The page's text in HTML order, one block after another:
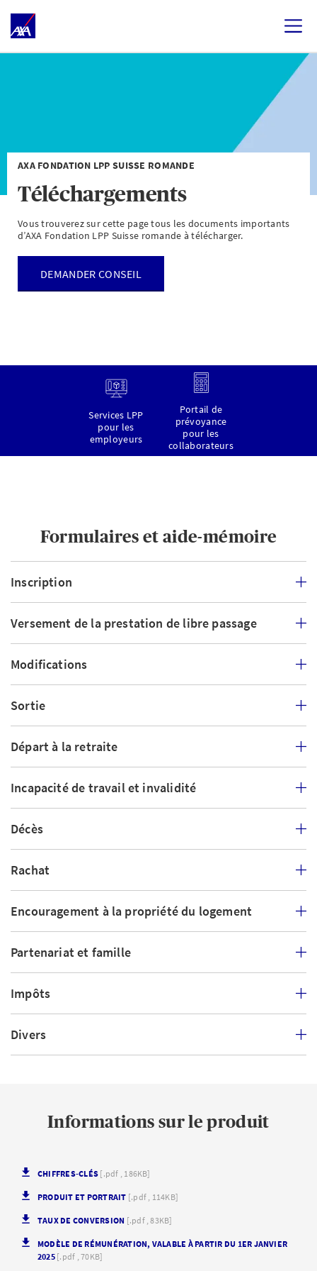
AXA FONDATION LPP SUISSE ROMANDE
Téléchargements
Vous trouverez sur cette page tous les documents importants
d’AXA Fondation LPP Suisse romande à télécharger.
DEMANDER CONSEIL
Services LPP
pour les
employeurs
Portail de
prévoyance
pour les
collaborateurs
Formulaires et aide-mémoire
Inscription
Versement de la prestation de libre passage
Modifications
Sortie
Départ à la retraite
Incapacité de travail et invalidité
Décès
Rachat
Encouragement à la propriété du logement
Partenariat et famille
Impôts
Divers
Informations sur le produit
CHIFFRES-CLÉS [.pdf , 186KB]
PRODUIT ET PORTRAIT [.pdf , 114KB]
TAUX DE CONVERSION [.pdf , 83KB]
MODÈLE DE RÉMUNÉRATION, VALABLE À PARTIR DU 1ER JANVIER
2025 [.pdf , 70KB]